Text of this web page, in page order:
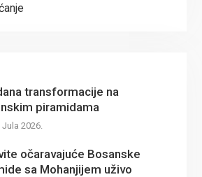
transformacije na
piramidama
Jula 2026.
očaravajuće Bosanske
sa Mohanjijem uživo